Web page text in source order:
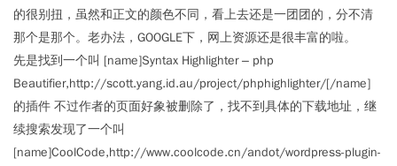
的很别扭，虽然和正文的颜色不同，看上去还是一团团的，分不清
那个是那个。老办法，GOOGLE下，网上资源还是很丰富的啦。
先是找到一个叫 [name]Syntax Highlighter – php
Beautifier,http://scott.yang.id.au/project/phphighlighter/[/name]
的插件 不过作者的页面好象被删除了，找不到具体的下载地址，继
续搜索发现了一个叫
[name]CoolCode,http://www.coolcode.cn/andot/wordpress-plugin-